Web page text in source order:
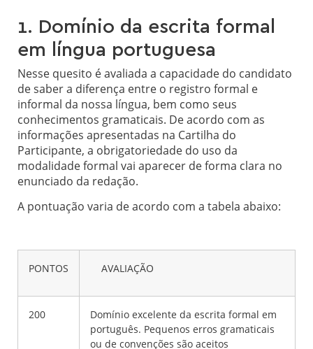
1. Domínio da escrita formal
em língua portuguesa
Nesse quesito é avaliada a capacidade do candidato
de saber a diferença entre o registro formal e
informal da nossa língua, bem como seus
conhecimentos gramaticais. De acordo com as
informações apresentadas na Cartilha do
Participante, a obrigatoriedade do uso da
modalidade formal vai aparecer de forma clara no
enunciado da redação.
A pontuação varia de acordo com a tabela abaixo:
PONTOS AVALIAÇÃO
200
Domínio excelente da escrita formal em
português. Pequenos erros gramaticais
ou de convenções são aceitos